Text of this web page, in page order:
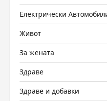
Електрически
Живот
За жената
Здраве
Здраве и добавки